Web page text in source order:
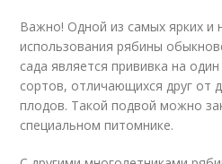
Важно! Одной из самых ярких
использования рябины
сада является прививка на
сортов, отличающихся друг от
плодов. Такой подвой можно
специальном питомнике.